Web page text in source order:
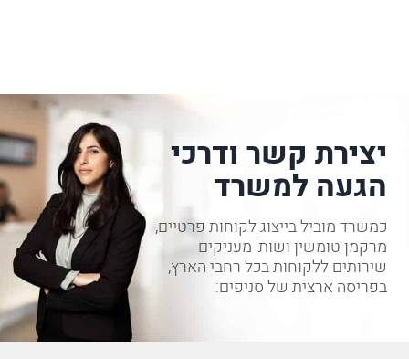
יצירת קשר ודרכי
הגעה למשרד
כמשרד מוביל בייצוג לקוחות פרטיים,
מרקמן טומשין ושות' מעניקים
שירותים ללקוחות בכל רחבי הארץ,
בפריסה ארצית של סניפים: